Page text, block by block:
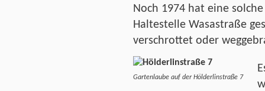
Noch 1974 hat eine
Haltestelle Wasastraße
verschrottet oder
Gartenlaube auf der Hölderlinstraße 7